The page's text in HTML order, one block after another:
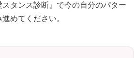
スタンス診断』で今の自分のパター
めてください。